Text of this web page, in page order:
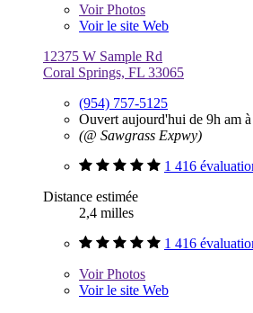
VoirPhotos
Voir le site Web
12375 W Sample Rd
Coral Springs, FL 33065
(954) 757-5125
Ouvert aujourd'hui de 9h am
(@ Sawgrass Expwy)
1 416
Distance estimée
2,4 milles
1 416
VoirPhotos
Voir le site Web